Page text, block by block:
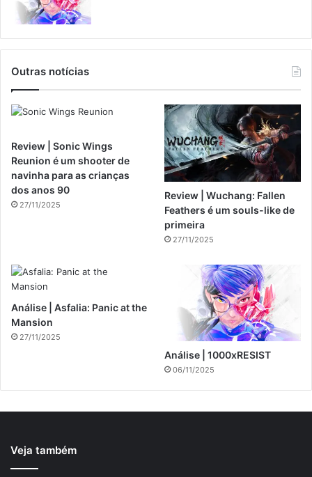
Outras notícias
Review | Sonic Wings
Reunion é um shooter de
navinha para as crianças
dos anos 90
27/11/2025
Review | Wuchang: Fallen
Feathers é um souls-like de
primeira
27/11/2025
Análise | Asfalia: Panic at the
Mansion
27/11/2025
Análise | 1000xRESIST
06/11/2025
Veja também